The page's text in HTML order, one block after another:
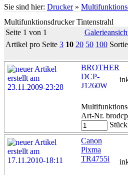
Sie sind hier: Drucker»
Multifunktionsdrucker Tintenstrahl
Seite 1 von 1
Artikel pro Seite 3 10 20 50 100
BROTHER
DCP-
J1260W
Art-Nr.
Stück
Canon
Pixma
TR4755i